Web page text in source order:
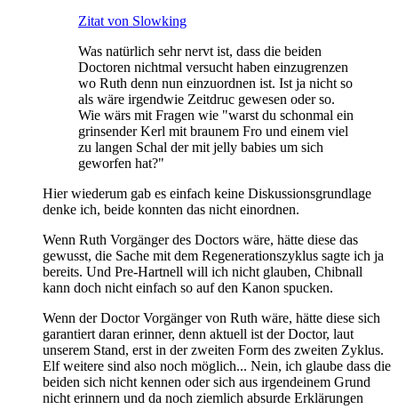
Zitat von Slowking
Was natürlich sehr nervt ist, dass die beiden
Doctoren nichtmal versucht haben einzugrenzen
wo Ruth denn nun einzuordnen ist. Ist ja nicht so
als wäre irgendwie Zeitdruc gewesen oder so.
Wie wärs mit Fragen wie "warst du schonmal ein
grinsender Kerl mit braunem Fro und einem viel
zu langen Schal der mit jelly babies um sich
geworfen hat?"
Hier wiederum gab es einfach keine Diskussionsgrundlage
denke ich, beide konnten das nicht einordnen.
Wenn Ruth Vorgänger des Doctors wäre, hätte diese das
gewusst, die Sache mit dem Regenerationszyklus sagte ich ja
bereits. Und Pre-Hartnell will ich nicht glauben, Chibnall
kann doch nicht einfach so auf den Kanon spucken.
Wenn der Doctor Vorgänger von Ruth wäre, hätte diese sich
garantiert daran erinner, denn aktuell ist der Doctor, laut
unserem Stand, erst in der zweiten Form des zweiten Zyklus.
Elf weitere sind also noch möglich... Nein, ich glaube dass die
beiden sich nicht kennen oder sich aus irgendeinem Grund
nicht erinnern und da noch ziemlich absurde Erklärungen